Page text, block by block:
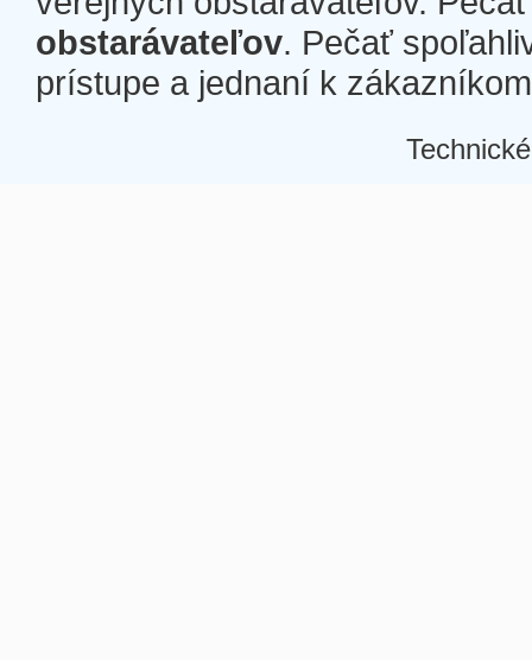
obstarávateľov. Pečať
prístupe a jednaní k